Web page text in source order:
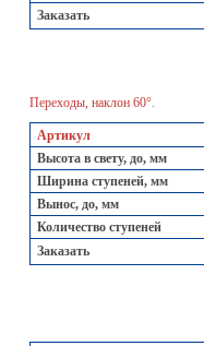
Заказать
Переходы, наклон 60°.
Артикул
Высота в свету, до, мм
Ширина ступеней, мм
Вынос, до, мм
Количество ступеней
Заказать